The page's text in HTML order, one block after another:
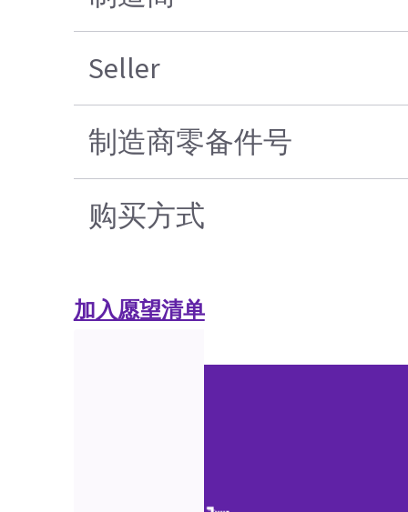
Seller
制造商零备件号
购买方式
加入愿望清单